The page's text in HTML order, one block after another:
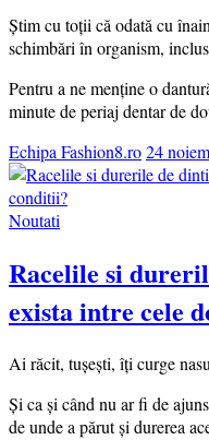
Știm cu toții că odată cu
schimbări în organism,
Pentru a ne menține o
minute de periaj dentar de
Echipa Fashion8.ro24
Noutati
Racelile si
exista intre cele
Ai răcit, tușești, îți curge
Și ca și când nu ar fi de
de unde a părut și durerea